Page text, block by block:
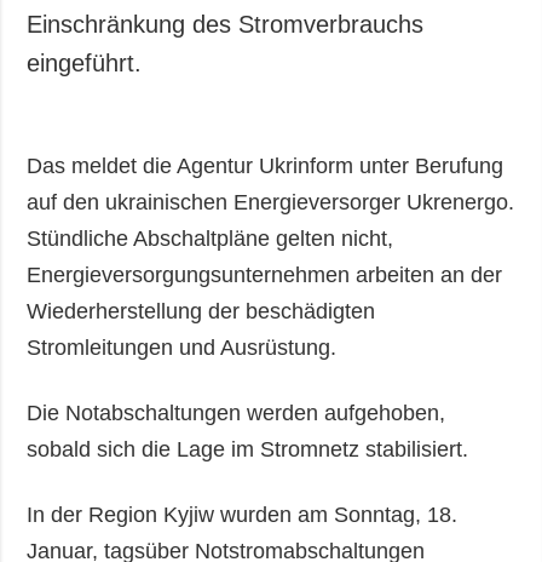
Fotos
Video
Einschränkung des Stromverbrauchs
eingeführt.
Das meldet die Agentur Ukrinform unter Berufung
auf den ukrainischen Energieversorger Ukrenergo.
Stündliche Abschaltpläne gelten nicht,
Energieversorgungsunternehmen arbeiten an der
Wiederherstellung der beschädigten
Stromleitungen und Ausrüstung.
Die Notabschaltungen werden aufgehoben,
sobald sich die Lage im Stromnetz stabilisiert.
In der Region Kyjiw wurden am Sonntag, 18.
Januar, tagsüber Notstromabschaltungen